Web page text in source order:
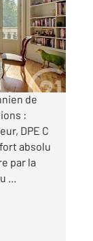
de
:
DPE C
absolu
par la
...